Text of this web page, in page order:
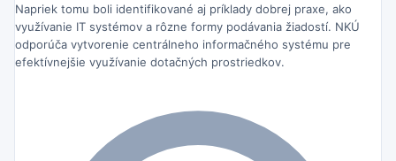
Napriek tomu boli identifikované aj príklady dobrej praxe, ako
využívanie IT systémov a rôzne formy podávania žiadostí. NKÚ
odporúča vytvorenie centrálneho informačného systému pre
efektívnejšie využívanie dotačných prostriedkov.